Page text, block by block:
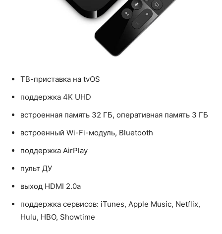
ТВ-приставка на tvOS
поддержка 4K UHD
встроенная память 32 ГБ, оперативная память 3 ГБ
встроенный Wi-Fi-модуль, Bluetooth
поддержка AirPlay
пульт ДУ
выход HDMI 2.0a
поддержка сервисов: iTunes, Apple Music, Netflix,
Hulu, HBO, Showtime